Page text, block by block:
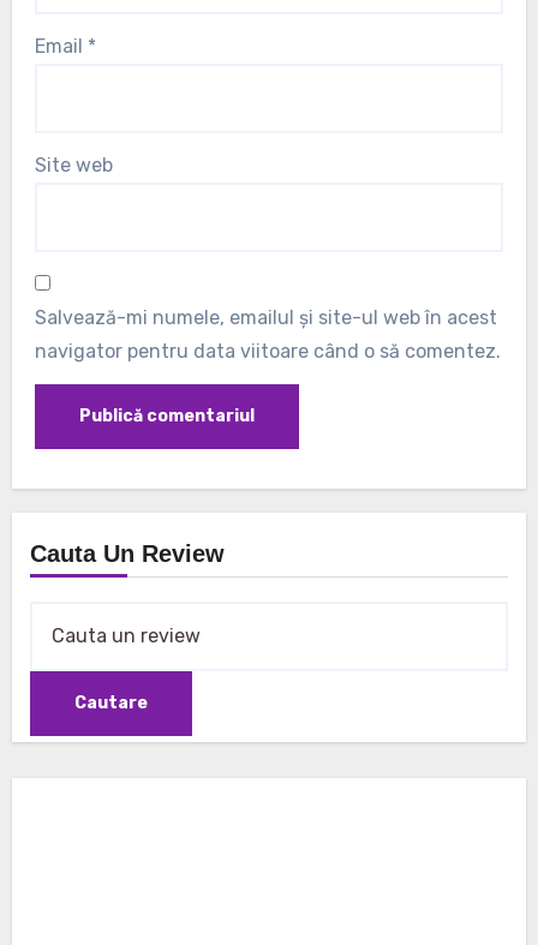
Email *
Site web
Salvează-mi numele, emailul și site-ul web în acest
navigator pentru data viitoare când o să comentez.
Cauta Un Review